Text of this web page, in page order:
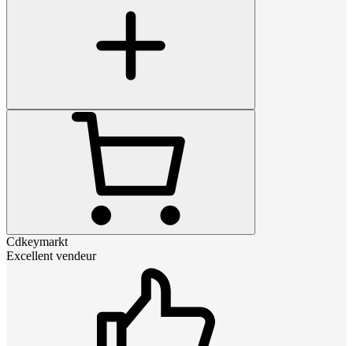
Cdkeymarkt
Excellent vendeur